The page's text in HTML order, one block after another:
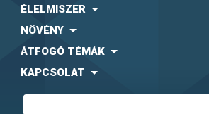
ÉLELMISZER
NÖVÉNY
ÁTFOGÓ TÉMÁK
KAPCSOLAT